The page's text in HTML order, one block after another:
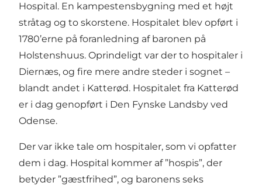
Hospital. En kampestensbygning med et højt
stråtag og to skorstene. Hospitalet blev opført i
1780’erne på foranledning af baronen på
Holstenshuus. Oprindeligt var der to hospitaler i
Diernæs, og fire mere andre steder i sognet –
blandt andet i Katterød. Hospitalet fra Katterød
er i dag genopført i Den Fynske Landsby ved
Odense.
Der var ikke tale om hospitaler, som vi opfatter
dem i dag. Hospital kommer af ”hospis”, der
betyder ”gæstfrihed”, og baronens seks